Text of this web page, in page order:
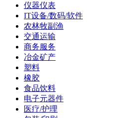
仪器仪表
IT设备/数码/软件
农林牧副渔
交通运输
商务服务
冶金矿产
塑料
橡胶
食品饮料
电子元器件
医疗/护理